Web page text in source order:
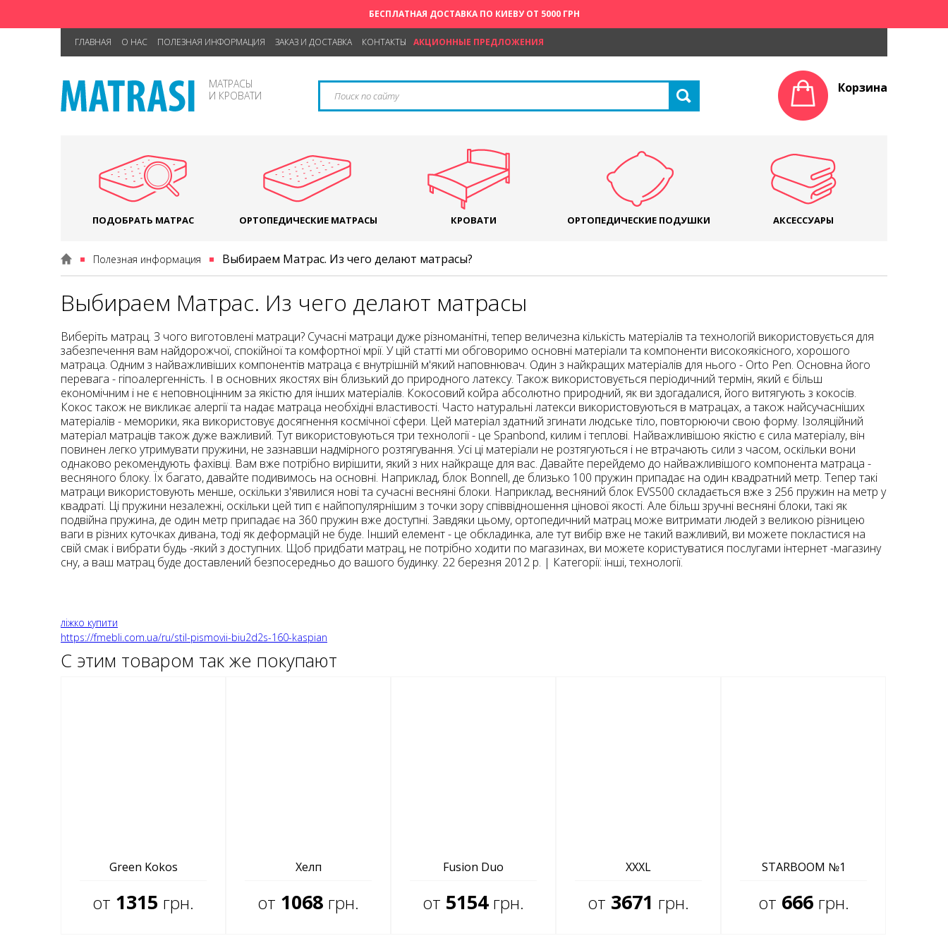
БЕСПЛАТНАЯ ДОСТАВКА ПО КИЕВУ ОТ 5000 ГРН
ГЛАВНАЯ О НАС ПОЛЕЗНАЯ ИНФОРМАЦИЯ ЗАКАЗ И ДОСТАВКА КОНТАКТЫ АКЦИОННЫЕ ПРЕДЛОЖЕНИЯ
МАТРАСЫ
И КРОВАТИ
Корзина
ПОДОБРАТЬ МАТРАС ОРТОПЕДИЧЕСКИЕ МАТРАСЫ КРОВАТИ ОРТОПЕДИЧЕСКИЕ ПОДУШКИ АКСЕССУАРЫ
Полезная информация Выбираем Матрас. Из чего делают матрасы?
Выбираем Матрас. Из чего делают матрасы
Виберіть матрац. З чого виготовлені матраци? Сучасні матраци дуже різноманітні, тепер величезна кількість матеріалів та технологій використовується для
забезпечення вам найдорожчої, спокійної та комфортної мрії. У цій статті ми обговоримо основні матеріали та компоненти високоякісного, хорошого
матраца. Одним з найважливіших компонентів матраца є внутрішній м'який наповнювач. Один з найкращих матеріалів для нього - Orto Pen. Основна його
перевага - гіпоалергенність. І в основних якостях він близький до природного латексу. Також використовується періодичний термін, який є більш
економічним і не є неповноцінним за якістю для інших матеріалів. Кокосовий койра абсолютно природний, як ви здогадалися, його витягують з кокосів.
Кокос також не викликає алергії та надає матраца необхідні властивості. Часто натуральні латекси використовуються в матрацах, а також найсучасніших
матеріалів - меморики, яка використовує досягнення космічної сфери. Цей матеріал здатний згинати людське тіло, повторюючи свою форму. Ізоляційний
матеріал матраців також дуже важливий. Тут використовуються три технології - це Spanbond, килим і теплові. Найважливішою якістю є сила матеріалу, він
повинен легко утримувати пружини, не зазнавши надмірного розтягування. Усі ці матеріали не розтягуються і не втрачають сили з часом, оскільки вони
однаково рекомендують фахівці. Вам вже потрібно вирішити, який з них найкраще для вас. Давайте перейдемо до найважливішого компонента матраца -
весняного блоку. Їх багато, давайте подивимось на основні. Наприклад, блок Bonnell, де близько 100 пружин припадає на один квадратний метр. Тепер такі
матраци використовують менше, оскільки з'явилися нові та сучасні весняні блоки. Наприклад, весняний блок EVS500 складається вже з 256 пружин на метр у
квадраті. Ці пружини незалежні, оскільки цей тип є найпопулярнішим з точки зору співвідношення цінової якості. Але більш зручні весняні блоки, такі як
подвійна пружина, де один метр припадає на 360 пружин вже доступні. Завдяки цьому, ортопедичний матрац може витримати людей з великою різницею
ваги в різних куточках дивана, тоді як деформацій не буде. Інший елемент - це обкладинка, але тут вибір вже не такий важливий, ви можете покластися на
свій смак і вибрати будь -який з доступних. Щоб придбати матрац, не потрібно ходити по магазинах, ви можете користуватися послугами інтернет -магазину
сну, а ваш матрац буде доставлений безпосередньо до вашого будинку. 22 березня 2012 р. | Категорії: інші, технології.
ліжко купити
https://fmebli.com.ua/ru/stil-pismovii-biu2d2s-160-kaspian
С этим товаром так же покупают
Green Kokos
от 1315 грн.
Хелп
от 1068 грн.
Fusion Duo
от 5154 грн.
XXXL
от 3671 грн.
STARBOOM №1
от 666 грн.